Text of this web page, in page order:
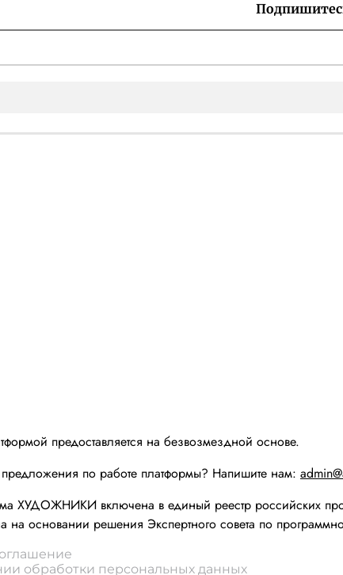
предоставляется на безвозмездной основе.
по работе платформы? Напишите нам:
ХУДОЖНИКИ включена в единый реестр российских
на основании решения Экспертного совета по
обработки персональных данных